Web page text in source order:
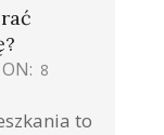
ON: 8
to